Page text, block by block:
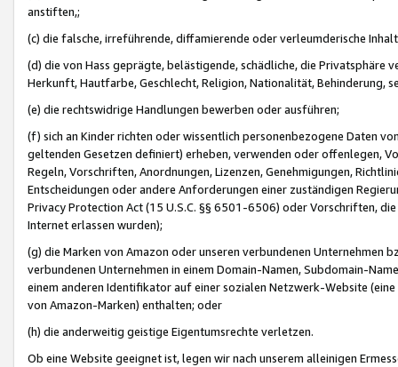
anstiften,;
(c) die falsche, irreführende, diffamierende oder verleumderische
(d) die von Hass geprägte, belästigende, schädliche, die Privatsphäre
Herkunft, Hautfarbe, Geschlecht, Religion, Nationalität, Behinderung,
(e) die rechtswidrige Handlungen bewerben oder ausführen;
(f) sich an Kinder richten oder wissentlich personenbezogene Daten
geltenden Gesetzen definiert) erheben, verwenden oder offenlegen,
Regeln, Vorschriften, Anordnungen, Lizenzen, Genehmigungen,
Entscheidungen oder andere Anforderungen einer zuständigen
Privacy Protection Act (15 U.S.C. §§ 6501-6506) oder Vorschriften,
Internet erlassen wurden);
(g) die Marken von Amazon oder unseren verbundenen Unternehmen
verbundenen Unternehmen in einem Domain-Namen, Subdomain-
einem anderen Identifikator auf einer sozialen Netzwerk-Website
von Amazon-Marken) enthalten; oder
(h) die anderweitig geistige Eigentumsrechte verletzen.
Ob eine Website geeignet ist, legen wir nach unserem alleinigen